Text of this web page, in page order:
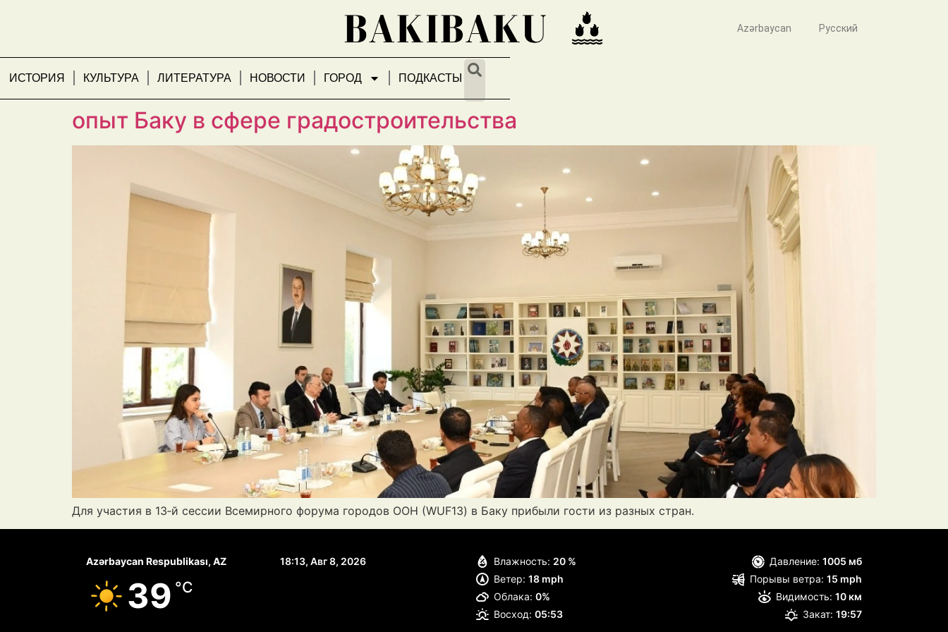
ИСТОРИЯ КУЛЬТУРА ЛИТЕРАТУРА НОВОСТИ ГОРОД ПОДКАСТЫ
Azərbaycan Русский
В ИВ Баку состоялась встреча: иностранные гости намерены изучить
опыт Баку в сфере градостроительства
Для участия в 13‑й сессии Всемирного форума городов ООН (WUF13) в Баку прибыли гости из разных стран.
Azərbaycan Respublikası, AZ 18:13, Авг 8, 2026
39 °C
Влажность: 20 % Давление: 1005 мб
Ветер: 18 mph Порывы ветра: 15 mph
Облака: 0% Видимость: 10 км
Восход: 05:53 Закат: 19:57